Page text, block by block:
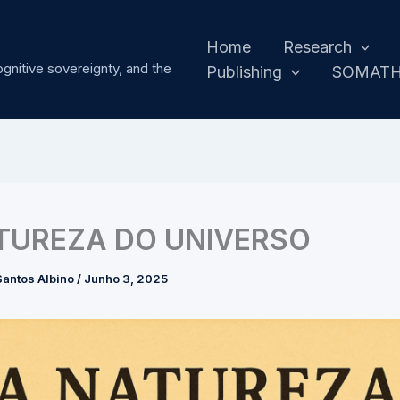
sovereignty, and the
Home
Research
Publishing
DO UNIVERSO
Albino / Junho 3, 2025